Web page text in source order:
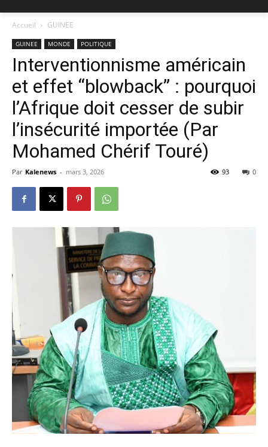
Accueil GUINEE
GUINEE MONDE POLITIQUE
Interventionnisme américain
et effet “blowback” : pourquoi
l’Afrique doit cesser de subir
l’insécurité importée (Par
Mohamed Chérif Touré)
Par Kalenews - mars 3, 2026 0
93